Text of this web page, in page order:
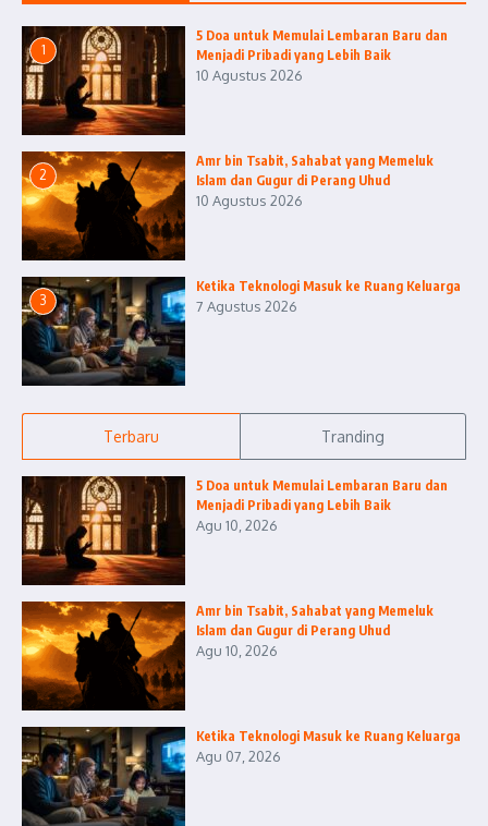
1
5 Doa untuk Memulai Lembaran Baru dan
Menjadi Pribadi yang Lebih Baik
10 Agustus 2026
2
Amr bin Tsabit, Sahabat yang Memeluk
Islam dan Gugur di Perang Uhud
10 Agustus 2026
3
Ketika Teknologi Masuk ke Ruang Keluarga
7 Agustus 2026
Terbaru Tranding
5 Doa untuk Memulai Lembaran Baru dan
Menjadi Pribadi yang Lebih Baik
Agu 10, 2026
Amr bin Tsabit, Sahabat yang Memeluk
Islam dan Gugur di Perang Uhud
Agu 10, 2026
Ketika Teknologi Masuk ke Ruang Keluarga
Agu 07, 2026